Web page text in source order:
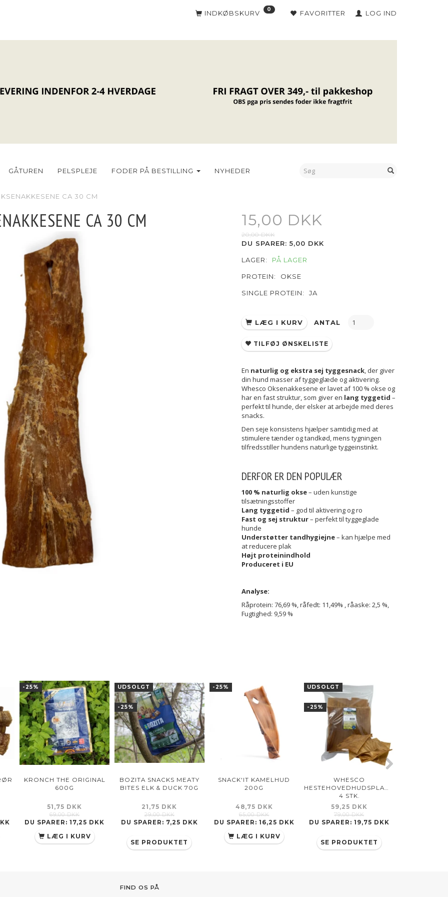
FAVORITTER LOG IND
INDKØBSKURV 0
GÅTUREN PELSPLEJE FODER PÅ BESTILLING NYHEDER
CA 30 CM
CA 30 CM 15,00 DKK
20,00 DKK
DU SPARER: 5,00 DKK
LAGER: PÅ LAGER
PROTEIN: OKSE
SINGLE PROTEIN: JA
LÆG I KURV ANTAL
TILFØJ ØNSKELISTE
En naturlig og ekstra sej tyggesnack, der giver
din hund masser af tyggeglæde og aktivering.
Whesco Oksenakkesene er lavet af 100 % okse og
har en fast struktur, som giver en lang tyggetid –
perfekt til hunde, der elsker at arbejde med deres
snacks.
Den seje konsistens hjælper samtidig med at
stimulere tænder og tandkød, mens tygningen
tilfredsstiller hundens naturlige tyggeinstinkt.
DERFOR ER DEN POPULÆR
100 % naturlig okse– uden kunstige
tilsætningsstoffer
Lang tyggetid – god til aktivering og ro
Fast og sej struktur– perfekt til tyggeglade
hunde
Understøtter tandhygiejne– kan hjælpe med
at reducere plak
Højt proteinindhold
Produceret i EU
Analyse:
Råprotein: 76,69 %, råfedt: 11,49% , råaske: 2,5 %,
Fugtighed: 9,59 %
-25%
KRONCH THE ORIGINAL
600G
51,75 DKK
69,00 DKK
DU SPARER:17,25 DKK
LÆG I KURV
UDSOLGT
-25%
BOZITA SNACKS MEATY
BITES ELK & DUCK 70G
21,75 DKK
29,00 DKK
DU SPARER: 7,25 DKK
SE PRODUKTET
-25%
SNACK'IT KAMELHUD
200G
48,75 DKK
65,00 DKK
DU SPARER: 16,25 DKK
LÆG I KURV
UDSOLGT
-25%
WHESCO
HESTEHOVEDHUDSPLADER
4 STK.
59,25 DKK
79,00 DKK
DU SPARER: 19,75 DKK
SE PRODUKTET
FIND OS PÅ